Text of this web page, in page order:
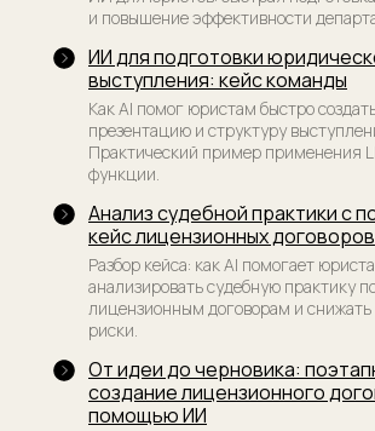
и повышение эффективности
ИИ для подготовки
выступления: кейс команды
Как AI помог юристам быстро
презентацию и структуру
Практический пример применения
функции.
Анализ судебной практики с
кейс лицензионных договоров
Разбор кейса: как AI помогает
анализировать судебную практику
лицензионным договорам и снижать
риски.
От идеи до черновика:
создание лицензионного
помощью ИИ